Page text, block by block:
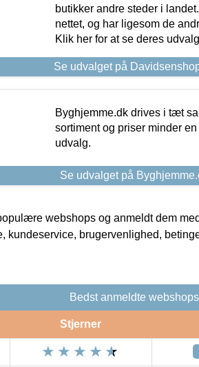
butikker andre steder i
nettet, og har ligesom de
Klik her for at se deres
Se udvalget på
Byghjemme.dk drives i tæt
sortiment og priser minder
udvalg.
Se udvalget på
webshops og anmeldt dem
kundeservice, brugervenlighed,
Bedst anmeldte webshops
Stjerner